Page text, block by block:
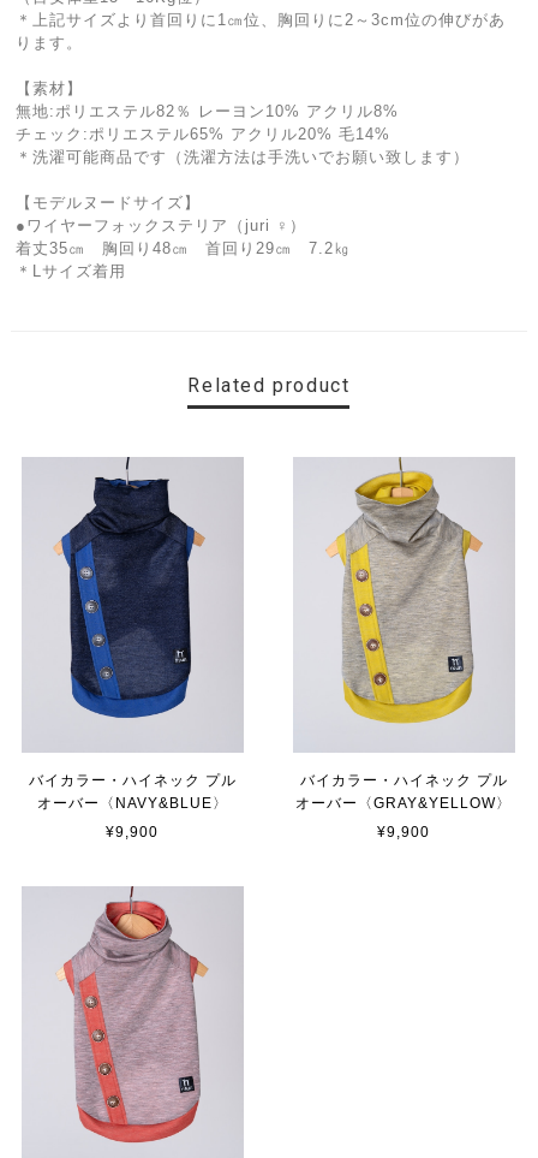
＊上記サイズより首回りに1㎝位、胸回りに2～3cm位の伸びがあ
ります。
【素材】
無地:ポリエステル82％ レーヨン10% アクリル8%
チェック:ポリエステル65% アクリル20% 毛14%
＊洗濯可能商品です（洗濯方法は手洗いでお願い致します）
【モデルヌードサイズ】
●ワイヤーフォックステリア（juri ♀）
着丈35㎝ 胸回り48㎝ 首回り29㎝ 7.2㎏
＊Lサイズ着用
Related product
バイカラー・ハイネック プル
オーバー〈NAVY&BLUE〉
¥9,900
バイカラー・ハイネック プル
オーバー〈GRAY&YELLOW〉
¥9,900